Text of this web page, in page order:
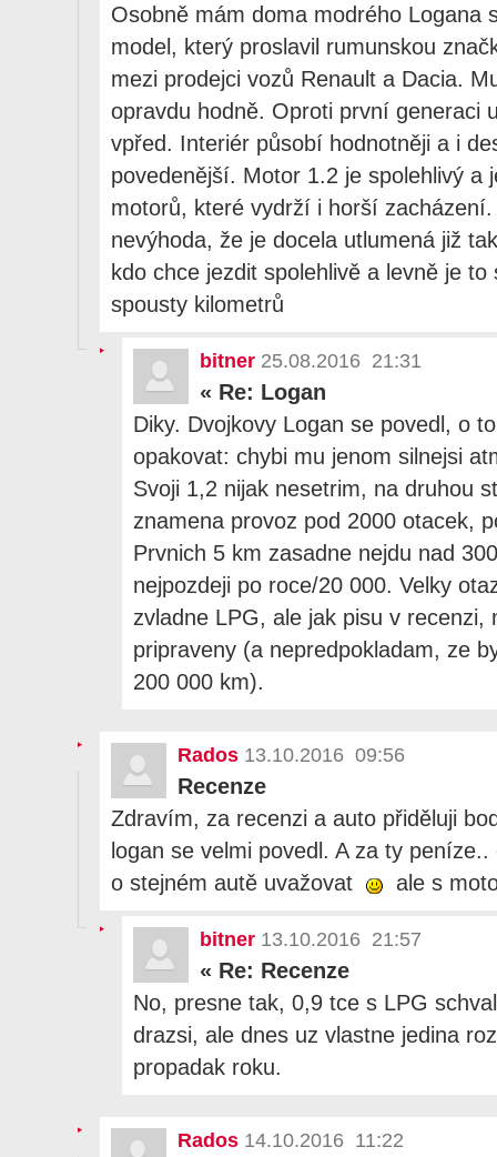
Osobně mám doma modrého Logana
model, který proslavil rumunskou
mezi prodejci vozů Renault a Dacia.
opravdu hodně. Oproti první generaci
vpřed. Interiér působí hodnotněji a i
povedenější. Motor 1.2 je spolehlivý a
motorů, které vydrží i horší
nevýhoda, že je docela utlumená již
kdo chce jezdit spolehlivě a levně je to
spousty kilometrů
bitner 25.08.2016 21:31
« Re: Logan
Diky. Dvojkovy Logan se povedl, o
opakovat: chybi mu jenom silnejsi
Svoji 1,2 nijak nesetrim, na druhou
znamena provoz pod 2000 otacek,
Prvnich 5 km zasadne nejdu nad
nejpozdeji po roce/20 000. Velky
zvladne LPG, ale jak pisu v recenzi,
pripraveny (a nepredpokladam, ze
200 000 km).
Rados 13.10.2016 09:56
Recenze
Zdravím, za recenzi a auto přiděluji
logan se velmi povedl. A za ty
o stejném autě uvažovat
ale s
bitner 13.10.2016 21:57
« Re: Recenze
No, presne tak, 0,9 tce s LPG
drazsi, ale dnes uz vlastne jedina
propadak roku.
Rados 14.10.2016 11:22